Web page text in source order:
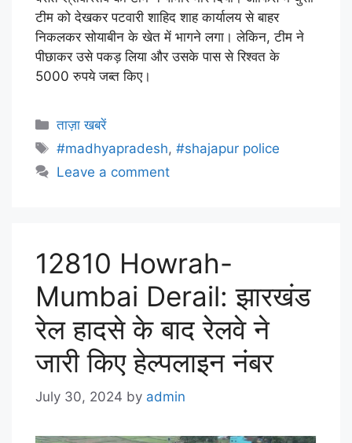
टीम को देखकर पटवारी शाहिद शाह कार्यालय से बाहर
निकलकर सोयाबीन के खेत में भागने लगा। लेकिन, टीम ने
पीछाकर उसे पकड़ लिया और उसके पास से रिश्वत के
5000 रुपये जब्त किए।
ताज़ा खबरें
#madhyapradesh,#shajapur police
Leave a comment
12810 Howrah-
Mumbai Derail: झारखंड
रेल हादसे के बाद रेलवे ने
जारी किए हेल्पलाइन नंबर
July 30, 2024 by admin